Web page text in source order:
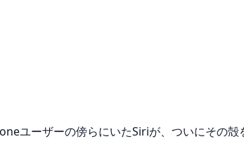
ユーザーの傍らにいたSiriが、ついにその殻